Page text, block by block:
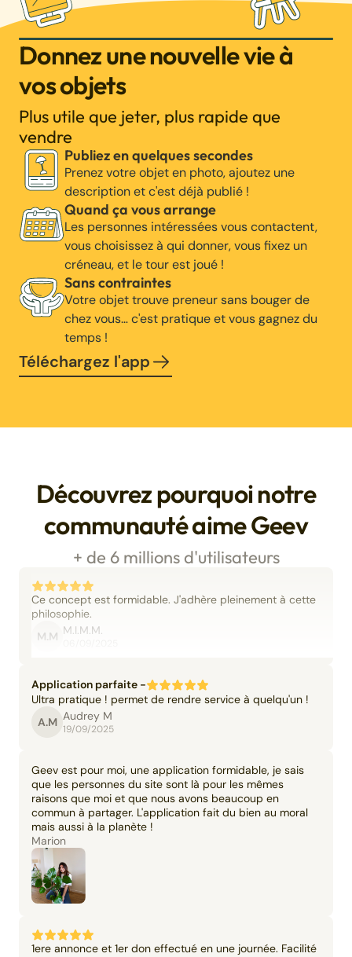
Donnez une nouvelle vie à
vos objets
Plus utile que jeter, plus rapide que
vendre
Publiez en quelques secondes
Prenez votre objet en photo, ajoutez une
description et c'est déjà publié !
Quand ça vous arrange
Les personnes intéressées vous contactent,
vous choisissez à qui donner, vous fixez un
créneau, et le tour est joué !
Sans contraintes
Votre objet trouve preneur sans bouger de
chez vous… c'est pratique et vous gagnez du
temps !
Téléchargez l'app
Découvrez pourquoi notre
communauté aime Geev
+ de 6 millions d'utilisateurs
Ce concept est formidable. J'adhère pleinement à cette
philosophie.
M.M M.I.M.M.
Application parfaite -
Ultra pratique ! permet de rendre service à quelqu'un !
A.M Audrey M
19/09/2025
Geev est pour moi, une application formidable, je sais
que les personnes du site sont là pour les mêmes
raisons que moi et que nous avons beaucoup en
commun à partager. L'application fait du bien au moral
mais aussi à la planète !
Marion
1ere annonce et 1er don effectué en une journée. Facilité